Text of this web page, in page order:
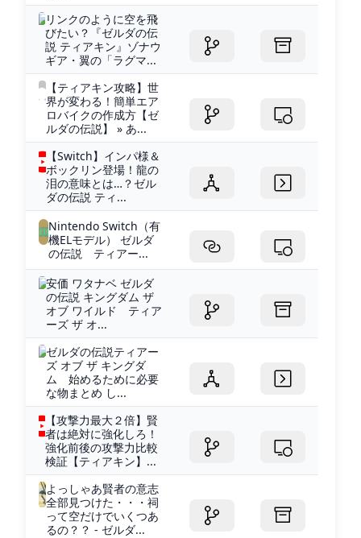
リンクのように空を飛
びたい？『ゼルダの伝
説 ティアキン』ゾナウ
ギア・翼の「ラグマ...
【ティアキン攻略】世
界が変わる！簡単エア
ロバイクの作成方【ゼ
ルダの伝説】 » あ...
【Switch】インパ様＆
ボックリン登場！龍の
泪の意味とは…？ゼル
ダの伝説 ティ...
Nintendo Switch（有
機ELモデル） ゼルダ
の伝説 ティアー...
安価 ワタナベ ゼルダ
の伝説 キングダム ザ
オブ ワイルド ティア
ーズ ザ オ...
ゼルダの伝説ティアー
ズ オブ ザ キングダ
ム 始めるために必要
な物まとめ し...
【攻撃力最大２倍】賢
者は絶対に強化しろ！
強化前後の攻撃力比較
検証【ティアキン】...
よっしゃあ賢者の意志
全部見つけた・・・祠
って空だけでいくつあ
るの？？ - ゼルダ...